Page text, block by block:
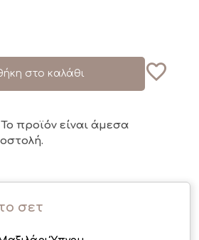
στο καλάθι
προϊόν είναι άμεσα
σετ